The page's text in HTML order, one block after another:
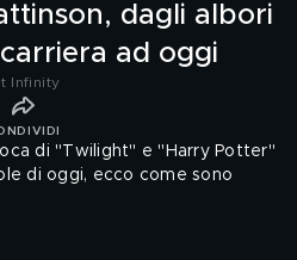
dagli albori
ad oggi
Infinity
di "Twilight" e "Harry Potter"
di oggi, ecco come sono